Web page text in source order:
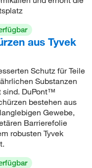
aus Tyvek
Schutz für Teile
Substanzen
sind. DuPont™
bestehen aus
Gewebe,
Barrierefolie
robusten Tyvek